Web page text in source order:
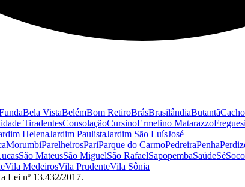
Bela VistaBelémBom RetiroBrásBrasilândiaButantã
TiradentesConsolaçãoCursinoErmelino Matarazzo
HelenaJardim PaulistaJardim São LuísJosé
MorumbiParelheirosPariParque do CarmoPedreiraPenha
São MateusSão MiguelSão RafaelSapopembaSaúdeSé
Vila MedeirosVila PrudenteVila Sônia
Lei nº 13.432/2017.